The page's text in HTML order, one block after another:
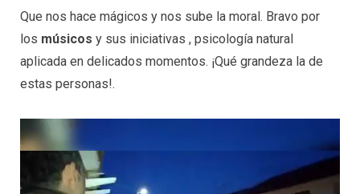
Que nos hace mágicos y nos sube la moral. Bravo por
los músicos y sus iniciativas , psicología natural
aplicada en delicados momentos. ¡Qué grandeza la de
estas personas!.